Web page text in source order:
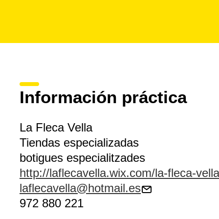
Información práctica
La Fleca Vella
Tiendas especializadas
botigues especialitzades
http://laflecavella.wix.com/la-fleca-vella
laflecavella@hotmail.es
972 880 221